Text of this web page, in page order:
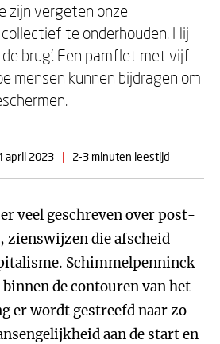
zijn vergeten onze
te onderhouden. Hij
brug’. Een pamflet met vijf
mensen kunnen bijdragen om
april 2023 | 2-3 minuten leestijd
veel geschreven over post-
zienswijzen die afscheid
Schimmelpenninck
de contouren van het
er wordt gestreefd naar zo
aan de start en